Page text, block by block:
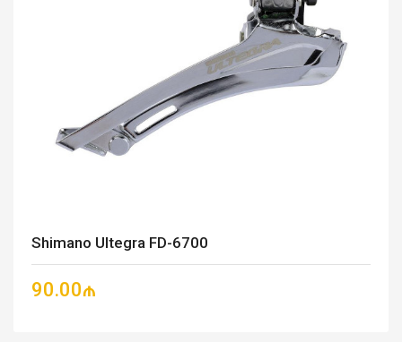
Shimano Ultegra FD-6700
90.00₼